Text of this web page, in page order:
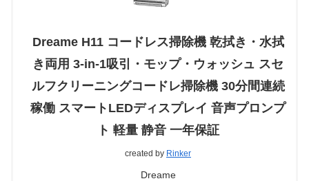
Dreame H11 コードレス掃除機 乾拭き・水拭
き両用 3-in-1吸引・モップ・ウォッシュ スセ
ルフクリーニングコードレ掃除機 30分間連続
稼働 スマートLEDディスプレイ 音声プロンプ
ト 軽量 静音 一年保証
created by Rinker
Dreame